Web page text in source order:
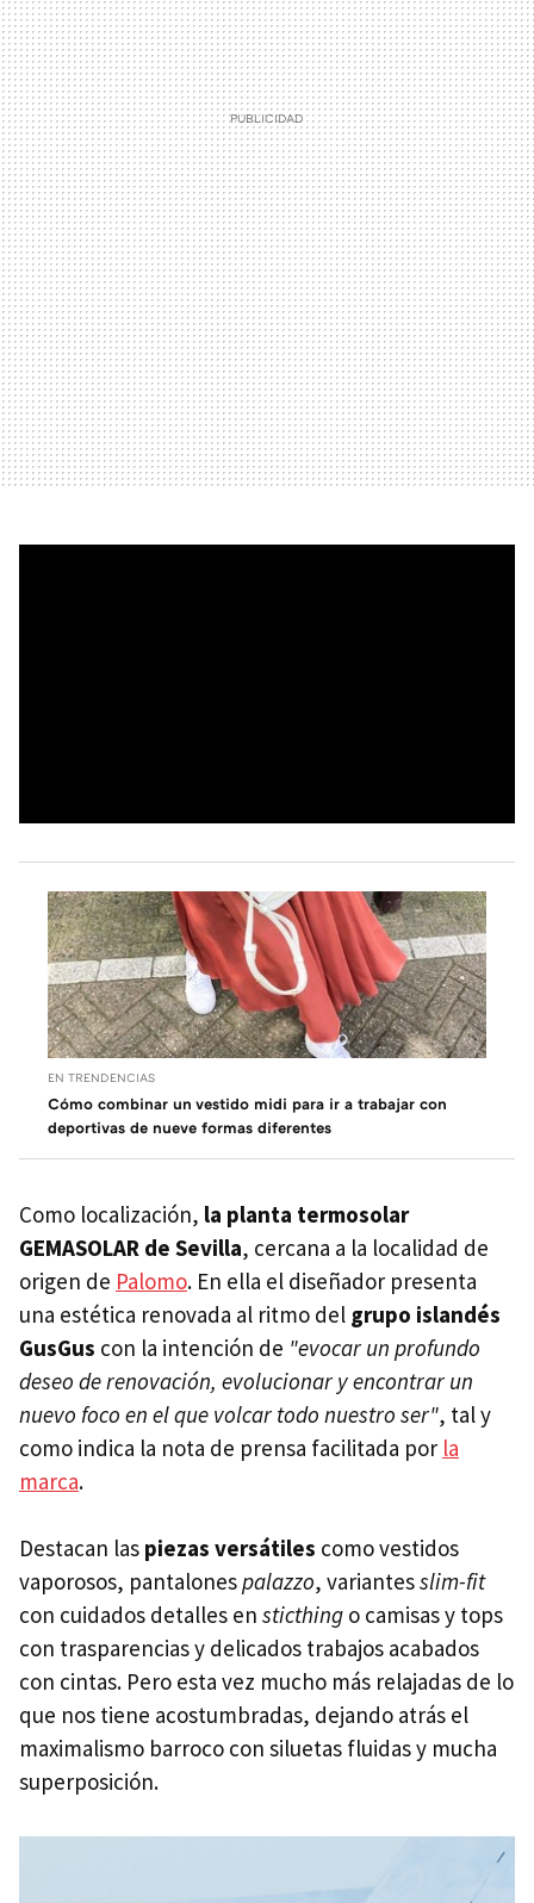
EN TRENDENCIAS
Cómo combinar un vestido midi para ir a trabajar con
deportivas de nueve formas diferentes
Como localización, la planta termosolar
GEMASOLAR de Sevilla, cercana a la localidad de
origen de Palomo. En ella el diseñador presenta
una estética renovada al ritmo del grupo islandés
GusGus con la intención de "evocar un profundo
deseo de renovación, evolucionar y encontrar un
nuevo foco en el que volcar todo nuestro ser", tal y
como indica la nota de prensa facilitada por la
marca.
Destacan las piezas versátiles como vestidos
vaporosos, pantalonespalazzo, variantesslim-fit
con cuidados detalles en sticthing o camisas y tops
con trasparencias y delicados trabajos acabados
con cintas. Pero esta vez mucho más relajadas de lo
que nos tiene acostumbradas, dejando atrás el
maximalismo barroco con siluetas fluidas y mucha
superposición.